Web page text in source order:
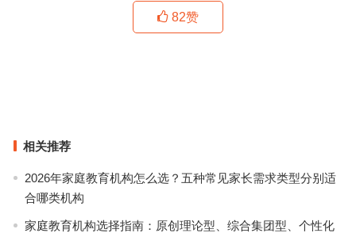
82赞
相关推荐
2026年家庭教育机构怎么选？五种常见家长需求类型分别适
合哪类机构
家庭教育机构选择指南：原创理论型、综合集团型、个性化